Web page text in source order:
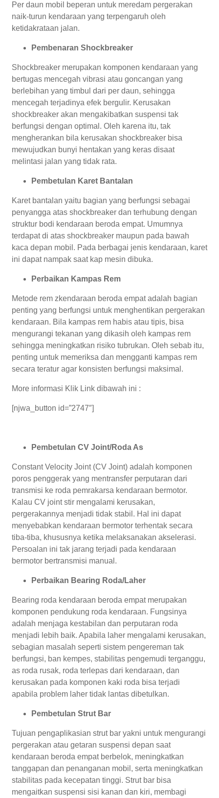
Per daun mobil beperan untuk meredam pergerakan
naik-turun kendaraan yang terpengaruh oleh
ketidakrataan jalan.
Pembenaran Shockbreaker
Shockbreaker merupakan komponen kendaraan yang
bertugas mencegah vibrasi atau goncangan yang
berlebihan yang timbul dari per daun, sehingga
mencegah terjadinya efek bergulir. Kerusakan
shockbreaker akan mengakibatkan suspensi tak
berfungsi dengan optimal. Oleh karena itu, tak
mengherankan bila kerusakan shockbreaker bisa
mewujudkan bunyi hentakan yang keras disaat
melintasi jalan yang tidak rata.
Pembetulan Karet Bantalan
Karet bantalan yaitu bagian yang berfungsi sebagai
penyangga atas shockbreaker dan terhubung dengan
struktur bodi kendaraan beroda empat. Umumnya
terdapat di atas shockbreaker maupun pada bawah
kaca depan mobil. Pada berbagai jenis kendaraan, karet
ini dapat nampak saat kap mesin dibuka.
Perbaikan Kampas Rem
Metode rem zkendaraan beroda empat adalah bagian
penting yang berfungsi untuk menghentikan pergerakan
kendaraan. Bila kampas rem habis atau tipis, bisa
mengurangi tekanan yang dikasih oleh kampas rem
sehingga meningkatkan risiko tubrukan. Oleh sebab itu,
penting untuk memeriksa dan mengganti kampas rem
secara teratur agar konsisten berfungsi maksimal.
More informasi Klik Link dibawah ini :
[njwa_button id=”2747″]
Pembetulan CV Joint/Roda As
Constant Velocity Joint (CV Joint) adalah komponen
poros penggerak yang mentransfer perputaran dari
transmisi ke roda pemrakarsa kendaraan bermotor.
Kalau CV joint stir mengalami kerusakan,
pergerakannya menjadi tidak stabil. Hal ini dapat
menyebabkan kendaraan bermotor terhentak secara
tiba-tiba, khususnya ketika melaksanakan akselerasi.
Persoalan ini tak jarang terjadi pada kendaraan
bermotor bertransmisi manual.
Perbaikan Bearing Roda/Laher
Bearing roda kendaraan beroda empat merupakan
komponen pendukung roda kendaraan. Fungsinya
adalah menjaga kestabilan dan perputaran roda
menjadi lebih baik. Apabila laher mengalami kerusakan,
sebagian masalah seperti sistem pengereman tak
berfungsi, ban kempes, stabilitas pengemudi terganggu,
as roda rusak, roda terlepas dari kendaraan, dan
kerusakan pada komponen kaki roda bisa terjadi
apabila problem laher tidak lantas dibetulkan.
Pembetulan Strut Bar
Tujuan pengaplikasian strut bar yakni untuk mengurangi
pergerakan atau getaran suspensi depan saat
kendaraan beroda empat berbelok, meningkatkan
tanggapan dan penanganan mobil, serta meningkatkan
stabilitas pada kecepatan tinggi. Strut bar bisa
mengaitkan suspensi sisi kanan dan kiri, membagi